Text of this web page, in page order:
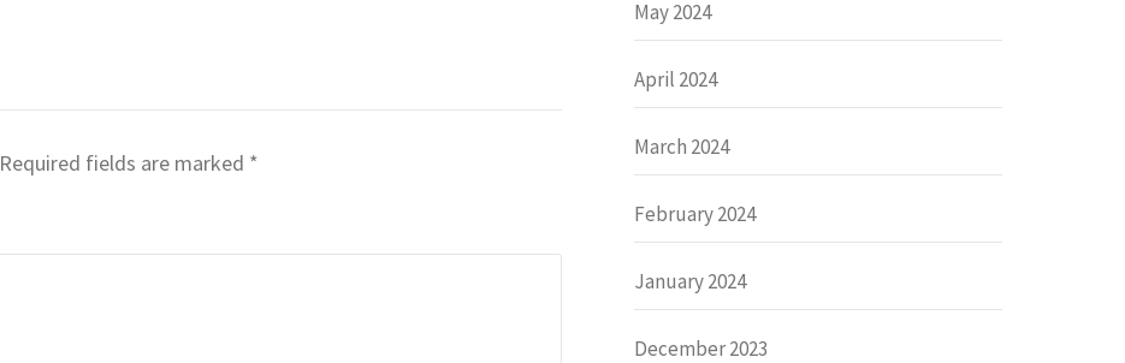
Required fields are marked *
May 2024
April 2024
March 2024
February 2024
January 2024
December 2023